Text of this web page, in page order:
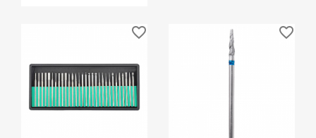
favorite_border favorite_border